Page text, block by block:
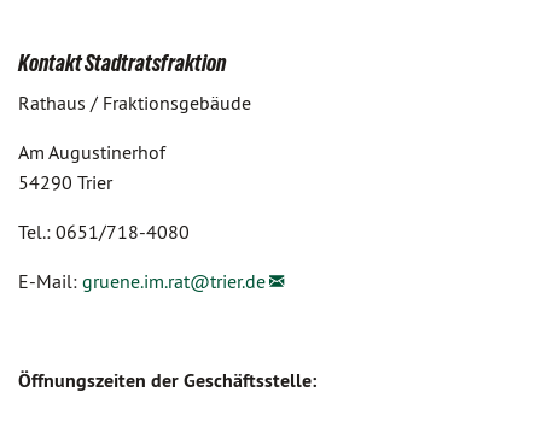
Kontakt Stadtratsfraktion
Rathaus / Fraktionsgebäude
Am Augustinerhof
54290 Trier
Tel.: 0651/718-4080
E-Mail: gruene.im.rat@trier.de
Öffnungszeiten der Geschäftsstelle: